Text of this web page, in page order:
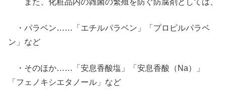
また、化粧品内の雑菌の繁殖を防ぐ防腐剤としては、
・パラベン……「エチルパラベン」「プロピルパラベ
ン」など
・そのほか……「安息香酸塩」「安息香酸（Na）」
「フェノキシエタノール」など